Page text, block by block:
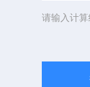
请输入计